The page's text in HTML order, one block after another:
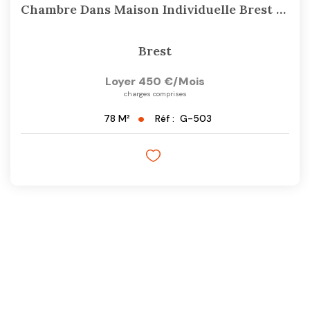
Chambre Dans Maison Individuelle Brest 78.12 M2
Brest
Loyer 450 €/mois
charges comprises
78 M² Réf : G-503